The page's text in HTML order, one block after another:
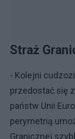
Straż
- Kolejni
przedostać się
państw Unii
perymetrią
Granicznej